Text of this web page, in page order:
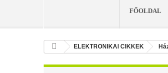
FŐOLDAL
ELEKTRONIKAI CIKKEK